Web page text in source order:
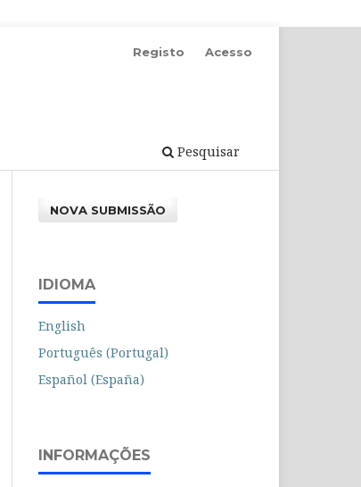
Pesquisar
Registo Acesso
NOVA SUBMISSÃO
IDIOMA
English
Português (Portugal)
Español (España)
INFORMAÇÕES